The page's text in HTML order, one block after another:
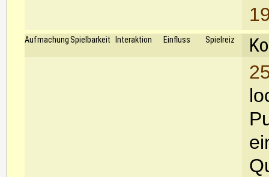
Aufmachung Spielbarkeit Interaktion Einfluss Spielreiz